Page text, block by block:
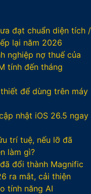
đạt chuẩn diện tích /
lại năm 2026
nghiệp nợ thuế của
tính đến tháng
để dùng trên máy
nhật iOS 26.5 ngay
trí tuệ, nếu lỡ đã
làm gì?
đổi thành Magnific
ra mắt, cải thiện
tính năng AI